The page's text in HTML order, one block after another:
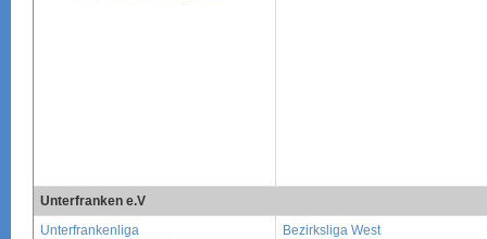
Unterfranken e.V
Unterfrankenliga
Bezirksliga West